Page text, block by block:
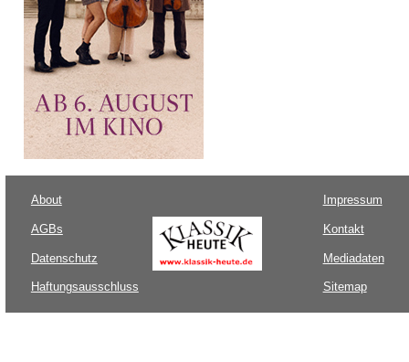
About
AGBs
Datenschutz
Haftungsausschluss
Impressum
Kontakt
Mediadaten
Sitemap